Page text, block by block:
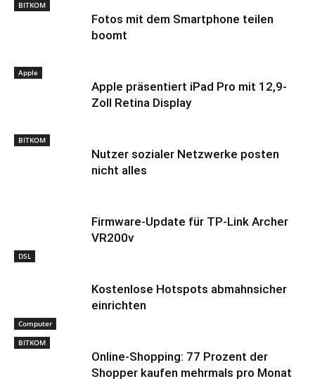
BITKOM
Fotos mit dem Smartphone teilen
boomt
Apple
Apple präsentiert iPad Pro mit 12,9-
Zoll Retina Display
BITKOM
Nutzer sozialer Netzwerke posten
nicht alles
DSL
Firmware-Update für TP-Link Archer
VR200v
Computer
Kostenlose Hotspots abmahnsicher
einrichten
BITKOM
Online-Shopping: 77 Prozent der
Shopper kaufen mehrmals pro Monat